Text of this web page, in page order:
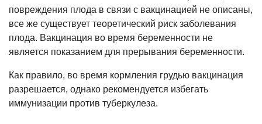
повреждения плода в связи с вакцинацией не описаны,
все же существует теоретический риск заболевания
плода. Вакцинация во время беременности не
является показанием для прерывания беременности.
Как правило, во время кормления грудью вакцинация
разрешается, однако рекомендуется избегать
иммунизации против туберкулеза.